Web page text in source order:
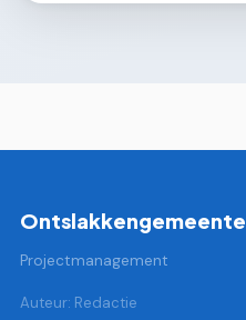
Ontslakkengemeente
Projectmanagement
Auteur: Redactie